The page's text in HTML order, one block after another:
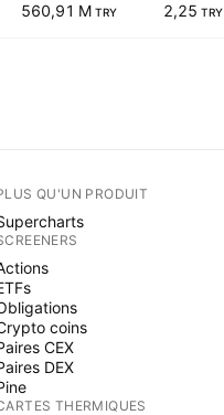
560,91 M TRY 2,25 TRY
QU'UN PRODUIT
coins
CEX
DEX
THERMIQUES